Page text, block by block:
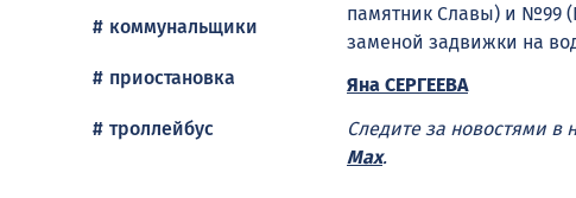
коммунальщики
приостановка
троллейбус
памятник Славы) и №99
заменой задвижки на
Яна СЕРГЕЕВА
Следите за новостями в
Max.